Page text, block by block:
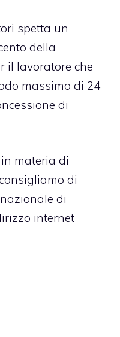
spetta un
della
il lavoratore che
massimo di 24
di
materia di
di
di
internet